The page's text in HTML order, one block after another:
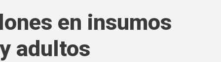
en insumos
adultos